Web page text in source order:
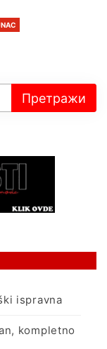
ispravna
kompletno